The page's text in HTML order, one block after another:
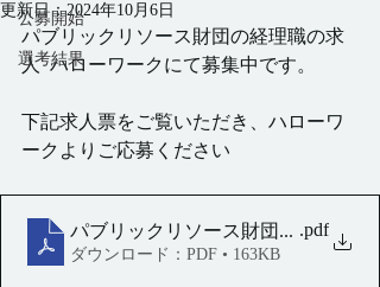
公募開始
選考結果
更新日：2024年10月6日
パブリックリソース財団の経理職の求
人  ハローワークにて募集中です。
下記求人票をご覧いただき、ハローワ
ークよりご応募ください
パブリックリソース財団経理職求人
.pdf
ダウンロード：PDF • 163KB